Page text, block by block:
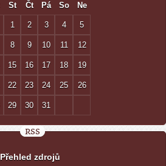
St Čt Pá So Ne
1 2 3 4 5
8 9 10 11 12
15 16 17 18 19
22 23 24 25 26
29 30 31
RSS
Přehled zdrojů